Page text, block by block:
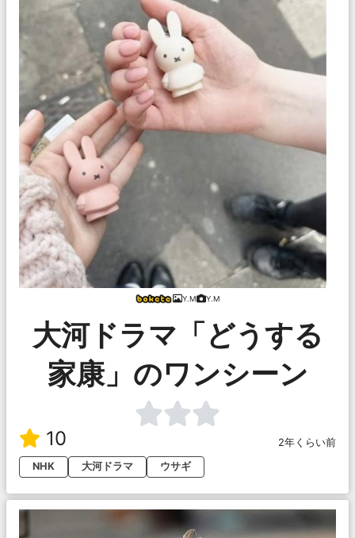
Y.M Y.M
大河ドラマ「どうする
家康」のワンシーン
10
2年くらい前
NHK
大河ドラマ ウサギ